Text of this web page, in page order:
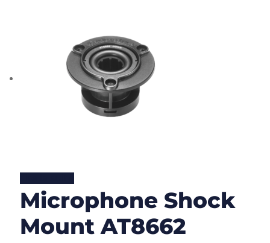
Microphone Shock
Mount AT8662